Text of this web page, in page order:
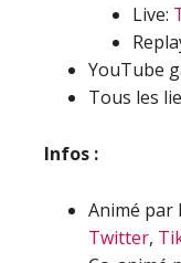
Live:
YouTube
Tous les
Infos :
Animé par
Twitter,